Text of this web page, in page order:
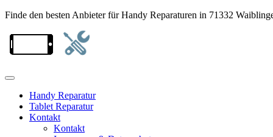
Finde den besten Anbieter für Handy Reparaturen in 71332
Handy Reparatur
Tablet Reparatur
Kontakt
Kontakt